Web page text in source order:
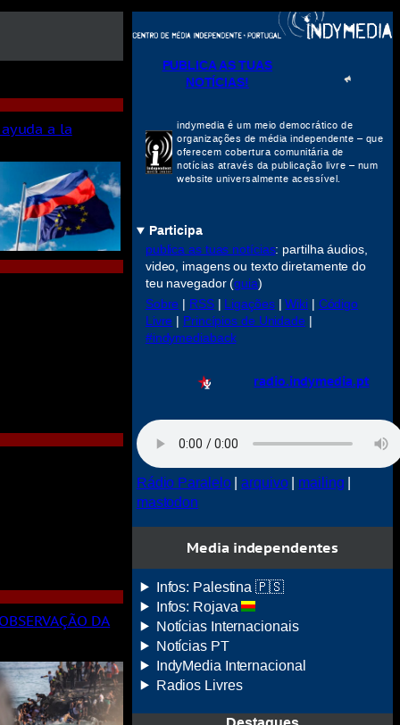
a la
DA
PUBLICA AS TUAS
NOTÍCIAS!
indymedia é um meio democrático de
organizações de média independente – que
oferecem cobertura comunitária de
notícias através da publicação livre – num
website universalmente acessível.
Participa
publica as tuas notícias: partilha áudios,
video, imagens ou texto diretamente do
teu navegador (guia)
Sobre
RSS| Ligações|Wiki
Código
Livre
Princípios de Unidade
#indymediaback
radio.indymedia.pt
Rádio Paralelo|arquivo| mailing
mastodon
Media independentes
Infos: Palestina 🇵🇸
Infos: Rojava
Notícias Internacionais
NotíciasPT
IndyMedia Internacional
Radios Livres